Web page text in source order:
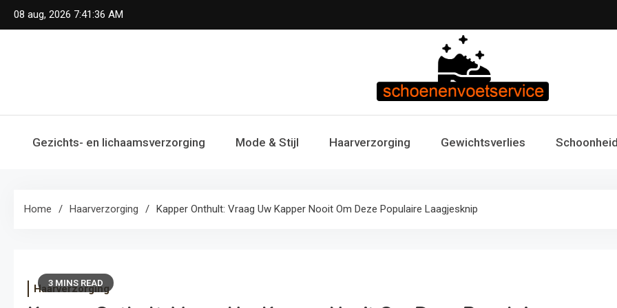
Skip
to
08 aug, 2026 7:41:36 AM
Schoenen &
Gezichts- en lichaamsverzorging Mode & Stijl Haarverzorging Gewichtsverlies
Home Haarverzorging Kapper Onthult: Vraag Uw Kapper Nooit Om Deze Populaire Laagjesknip
3 MINS READ
Haarverzorging